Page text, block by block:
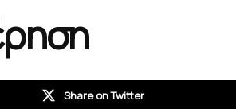
Share on Twitter